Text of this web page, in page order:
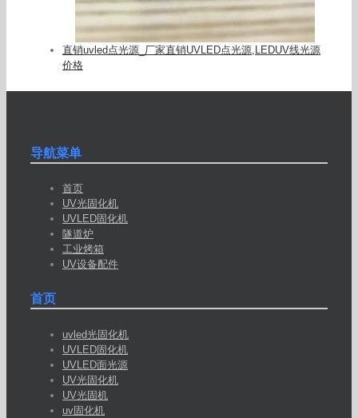
直销uvled点光源_厂家直销UVLED点光源,LEDUV线光源
价格
导航菜单
首页
UV光固化机
UVLED固化机
隧道炉
工业烤箱
UV设备配件
首页
uvled光固化机
UVLED固化机
UVLED面光源
UV光固化机
UV光固机
uv固化机